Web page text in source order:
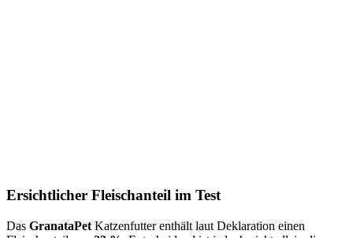
Ersichtlicher Fleischanteil im Test
Das GranataPet Katzenfutterenthält laut Deklaration einen